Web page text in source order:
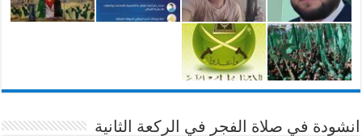
انشودة في صلاة الفجر في الركعة الثانية